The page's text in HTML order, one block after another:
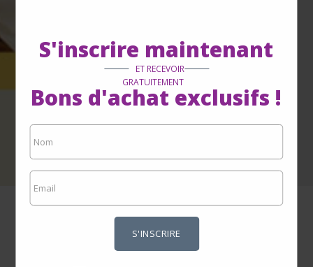
S'inscrire maintenant
ET RECEVOIR
GRATUITEMENT
Bons d'achat exclusifs !
S'INSCRIRE